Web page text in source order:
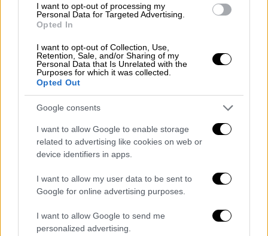
I want to opt-out of processing my
Personal Data for Targeted Advertising.
Opted In
I want to opt-out of Collection, Use,
Retention, Sale, and/or Sharing of my
Personal Data that Is Unrelated with the
Purposes for which it was collected.
Opted Out
Google consents
I want to allow Google to enable storage
related to advertising like cookies on web or
device identifiers in apps.
I want to allow my user data to be sent to
Google for online advertising purposes.
I want to allow Google to send me
personalized advertising.
Ακολουθεί η δεύτερη φάση πληρωμών την
Πέμπτη 28 Μαΐου , κατά την οποία θα
καταβληθούνοι συντάξεις των μισθωτών
Συγκεκριμένα, πληρωμές θα
πραγματοποιηθούν για τους συνταξιούχους
ΙΚΑ, τουΝΑΤ
λοιπών ταμείων μισθωτών που εντάσσονται
στονΕΦΚΑ.
Την ίδια ημέρα αναμένεται να καταβληθούν
και οι προσωρινές συντάξεις για τα στελέχη
Ενόπλων Δυνάμεων, των
Σωμάτων
Ασφαλείας και του Πυροσβεστικού